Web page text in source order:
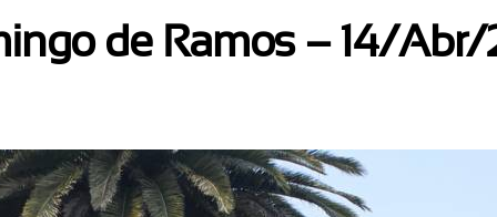
de Ramos – 14/Abr/